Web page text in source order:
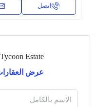
اتصل
Tycoon Estate
عرض